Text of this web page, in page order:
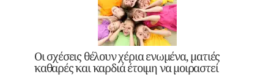
Οι σχέσεις θέλουν χέρια ενωμένα, ματιές
καθαρές και καρδιά έτοιμη να μοιραστεί